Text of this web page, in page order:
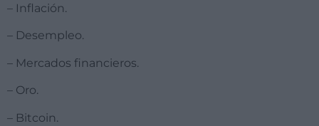
– Inflación.
– Desempleo.
– Mercados financieros.
– Oro.
– Bitcoin.